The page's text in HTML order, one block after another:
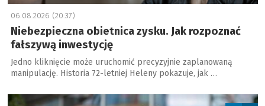
06.08.2026 (20:37)
Niebezpieczna obietnica zysku. Jak rozpoznać
fałszywą inwestycję
Jedno kliknięcie może uruchomić precyzyjnie zaplanowaną
manipulację. Historia 72-letniej Heleny pokazuje, jak …
a